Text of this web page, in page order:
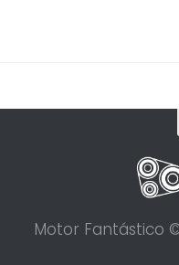
Motor Fantástico